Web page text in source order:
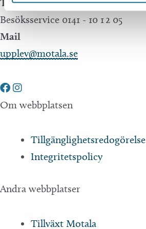
Besöksservice 0141 - 10 1 2 05
Mail
upplev@motala.se
Om webbplatsen
Tillgänglighetsredogörelse
Integritetspolicy
Andra webbplatser
Tillväxt Motala